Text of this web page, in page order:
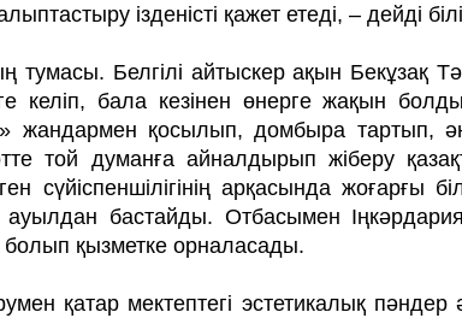
ізденісті қажет етеді, – дейді
Белгілі айтыскер ақын Бекұзақ
келіп, бала кезінен өнерге жақын
жандармен қосылып, домбыра тартып,
той думанға айналдырып жіберу
сүйіспеншілігінің арқасында жо­ғарғы
бастайды. Отбасымен
қызметке орналасады.
қатар мектептегі эстетикалық пәндер